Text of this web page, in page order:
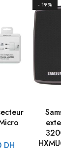
DH
- 19%